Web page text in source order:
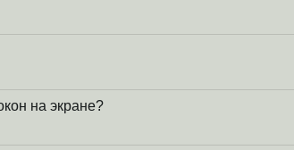
на экране?